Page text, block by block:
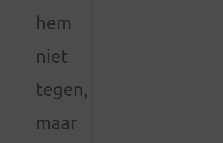
hem
niet
tegen,
maar